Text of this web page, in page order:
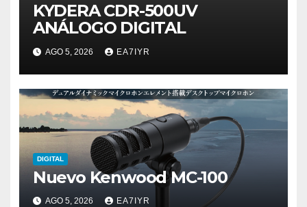
KYDERA CDR-500UV
ANÁLOGO DIGITAL
AGO 5, 2026 EA7IYR
DIGITAL
Nuevo Kenwood MC-100
AGO 5, 2026 EA7IYR